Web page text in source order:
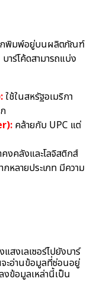
ถูกพิมพ์อยู่บนผลิตภัณฑ์
าร์โค้ดสามารถแบ่ง
ใช้ในสหรัฐอเมริกา
คล้ายกับ UPC แต่
งคลังและโลจิสติกส์
หลายประเภท มีความ
สงเลเซอร์ไปยังบาร์
ะอ่านข้อมูลที่ซ่อนอยู่
งข้อมูลเหล่านี้เป็น